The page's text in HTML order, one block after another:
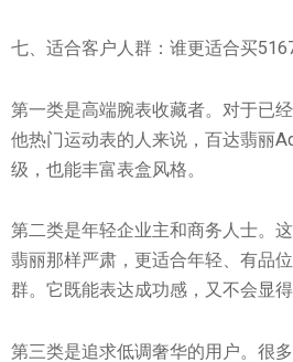
七、适合客户人群：谁更适合买
第一类是高端腕表收藏者。对于已
他热门运动表的人来说，百达翡丽
级，也能丰富表盒风格。
第二类是年轻企业主和商务人士。
翡丽那样严肃，更适合年轻、有品
群。它既能表达成功感，又不会显得
第三类是追求低调奢华的用户。很